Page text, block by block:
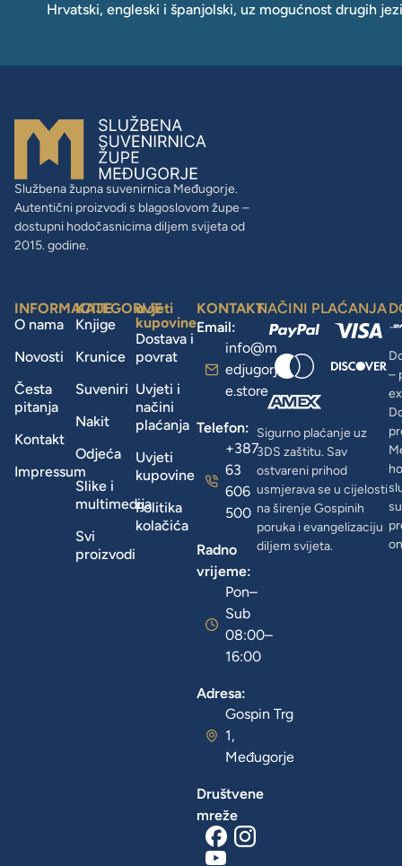
Hrvatski, engleski i španjolski, uz mogućnost drugih
Službena župna suvenirnica Međugorje.
Autentični proizvodi s blagoslovom župe –
dostupni hodočasnicima diljem svijeta od
2015. godine.
INFORMACIJE
O nama
Novosti
Česta
pitanja
Kontakt
Impressum
KATEGORIJE
Knjige
Krunice
Suveniri
Nakit
Odjeća
Slike i
multimedija
Svi
proizvodi
uvjeti
kupovine
Dostava i
povrat
Uvjeti i
načini
plaćanja
Uvjeti
kupovine
Politika
kolačića
KONTAKT
Email:
info@m
edjugorj
e.store
Telefon:
+387
63
606
500
Radno
vrijeme:
Pon–
Sub
08:00–
16:00
Adresa:
Gospin Trg
1,
Međugorje
Društvene
mreže
NAČINI PLAĆANJA
Sigurno plaćanje uz
3DS zaštitu. Sav
ostvareni prihod
usmjerava se u cijelosti
na širenje Gospinih
poruka i evangelizaciju
diljem svijeta.
–